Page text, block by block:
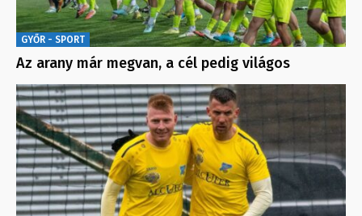
GYŐR - SPORT
Az arany már megvan, a cél pedig világos